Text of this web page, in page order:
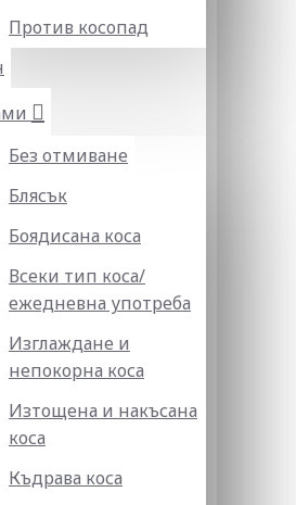
Против косопад
Без отмиване
Блясък
Боядисана коса
Всеки тип коса/
ежедневна употреба
Изглаждане и
непокорна коса
Изтощена и накъсана
коса
Къдрава коса